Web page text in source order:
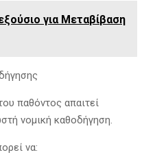
για Μεταβίβαση
παθόντος απαιτεί
νομική καθοδήγηση.
να: